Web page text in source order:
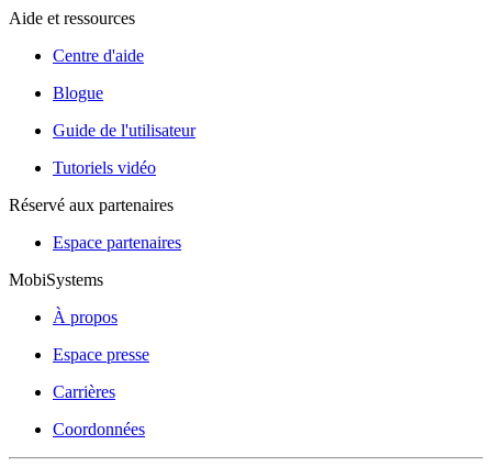
Aide et ressources
Centre d'aide
Blogue
Guide de l'utilisateur
Tutoriels vidéo
Réservé aux partenaires
Espace partenaires
MobiSystems
À propos
Espace presse
Carrières
Coordonnées